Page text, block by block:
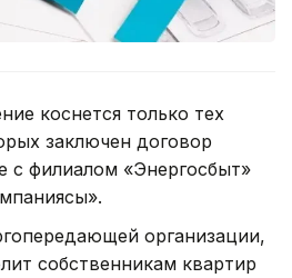
коснется только тех
заключен договор
с филиалом «Энергосбыт»
организации,
собственникам квартир